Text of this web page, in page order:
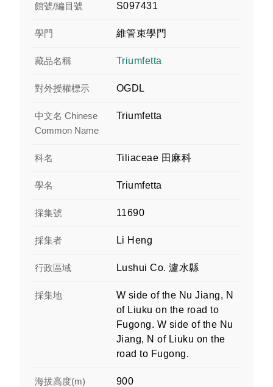
館號/編目號 S097431
學門 維管束學門
藏品名稱 Triumfetta
對外授權標示 OGDL
中文名 Chinese
Common Name
Triumfetta
科名 Tiliaceae 田麻科
學名 Triumfetta
採集號 11690
採集者 Li Heng
行政區域 Lushui Co. 瀘水縣
採集地
W side of the Nu Jiang, N
of Liuku on the road to
Fugong. W side of the Nu
Jiang, N of Liuku on the
road to Fugong.
海拔高度(m) 900